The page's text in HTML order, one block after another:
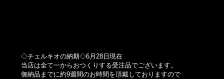
◇チェルキオの納期◇6月28日現在
当店は全て一からおつくりする受注品でございます。
御納品までに約9週間のお時間を頂戴しておりますので